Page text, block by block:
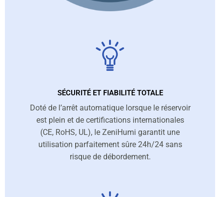
SÉCURITÉ ET FIABILITÉ TOTALE
Doté de l’arrêt automatique lorsque le réservoir
est plein et de certifications internationales
(CE, RoHS, UL), le ZeniHumi garantit une
utilisation parfaitement sûre 24h/24 sans
risque de débordement.